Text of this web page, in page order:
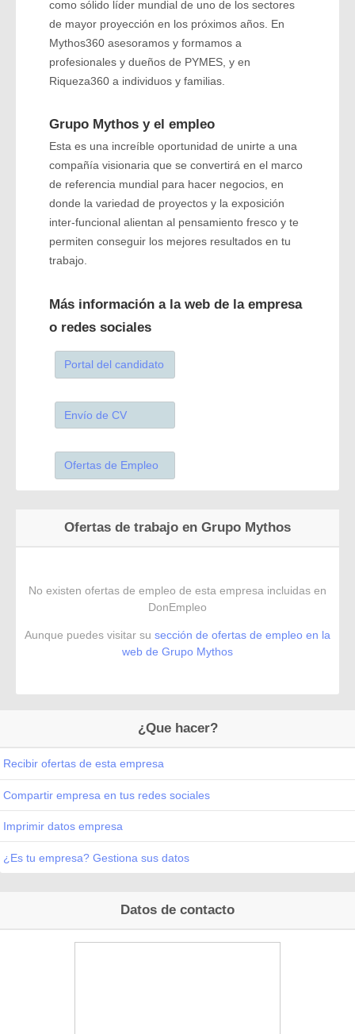
como sólido líder mundial de uno de los sectores
de mayor proyección en los próximos años. En
Mythos360 asesoramos y formamos a
profesionales y dueños de PYMES, y en
Riqueza360 a individuos y familias.
Grupo Mythos y el empleo
Esta es una increíble oportunidad de unirte a una
compañía visionaria que se convertirá en el marco
de referencia mundial para hacer negocios, en
donde la variedad de proyectos y la exposición
inter-funcional alientan al pensamiento fresco y te
permiten conseguir los mejores resultados en tu
trabajo.
Más información a la web de la empresa
o redes sociales
Portal del candidato
Envío de CV
Ofertas de Empleo
Ofertas de trabajo en Grupo Mythos
No existen ofertas de empleo de esta empresa incluidas en
DonEmpleo
Aunque puedes visitar su sección de ofertas de empleo en la
web de Grupo Mythos
¿Que hacer?
Recibir ofertas de esta empresa
Compartir empresa en tus redes sociales
Imprimir datos empresa
¿Es tu empresa? Gestiona sus datos
Datos de contacto